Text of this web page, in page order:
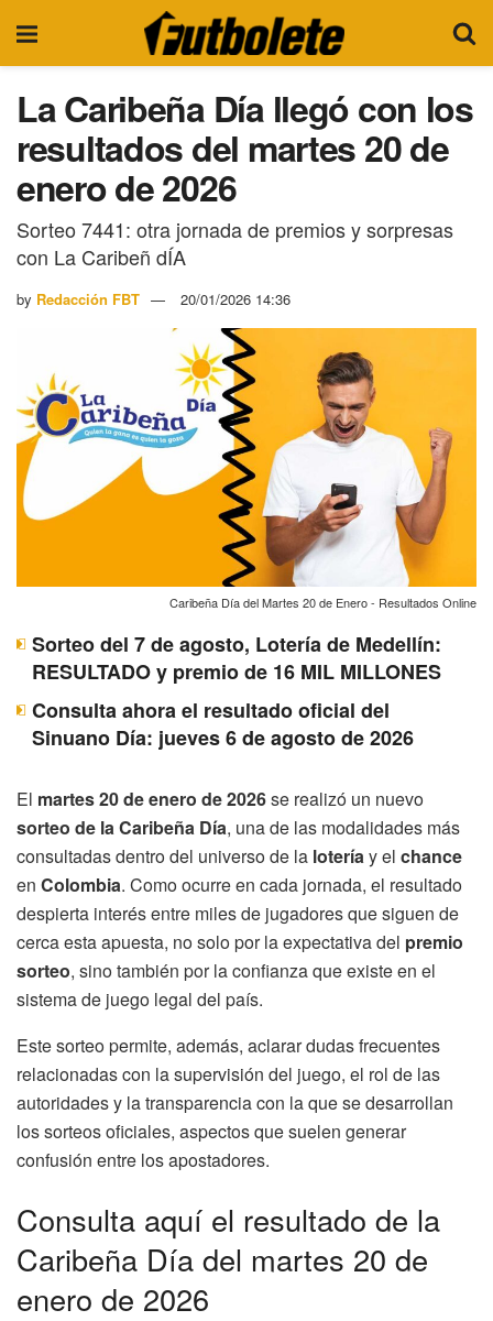
La Caribeña Día llegó con los
resultados del martes 20 de
enero de 2026
Sorteo 7441: otra jornada de premios y sorpresas
con La Caribeñ dÍA
by Redacción FBT 20/01/2026 14:36
Caribeña Día del Martes 20 de Enero - Resultados Online
Sorteo del 7 de agosto, Lotería de Medellín:
RESULTADO y premio de 16 MIL MILLONES
Consulta ahora el resultado oficial del
Sinuano Día: jueves 6 de agosto de 2026
El martes 20 de enero de 2026se realizó un nuevo
sorteo de la Caribeña Día, una de las modalidades más
consultadas dentro del universo de la loteríay el chance
en Colombia. Como ocurre en cada jornada, el resultado
despierta interés entre miles de jugadores que siguen de
cerca esta apuesta, no solo por la expectativa del premio
sorteo, sino también por la confianza que existe en el
sistema de juego legal del país.
Este sorteo permite, además, aclarar dudas frecuentes
relacionadas con la supervisión del juego, el rol de las
autoridades y la transparencia con la que se desarrollan
los sorteos oficiales, aspectos que suelen generar
confusión entre los apostadores.
Consulta aquí el resultado de la
Caribeña Día del martes 20 de
enero de 2026